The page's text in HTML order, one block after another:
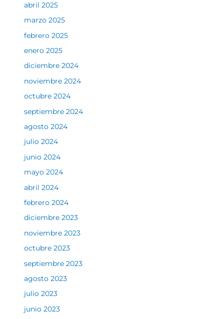
abril 2025
marzo 2025
febrero 2025
enero 2025
diciembre 2024
noviembre 2024
octubre 2024
septiembre 2024
agosto 2024
julio 2024
junio 2024
mayo 2024
abril 2024
febrero 2024
diciembre 2023
noviembre 2023
octubre 2023
septiembre 2023
agosto 2023
julio 2023
junio 2023